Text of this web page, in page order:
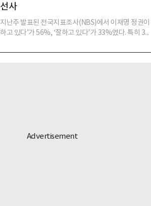
선사
지난주 발표된 전국지표조사(NBS)에서 이재명 정권이
하고 있다’가 56%, ‘잘하고 있다’가 33%였다. 특히 3...